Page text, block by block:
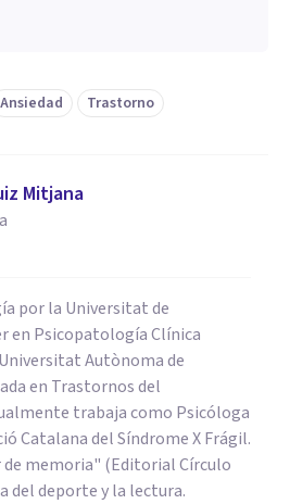
Ansiedad Trastorno
Mitjana
por la Universitat de
en Psicopatología Clínica
Autònoma de
en Trastornos del
trabaja como Psicóloga
Catalana del Síndrome X Frágil.
memoria" (Editorial Círculo
del deporte y la lectura.